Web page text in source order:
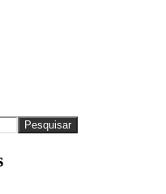
Pesquisar